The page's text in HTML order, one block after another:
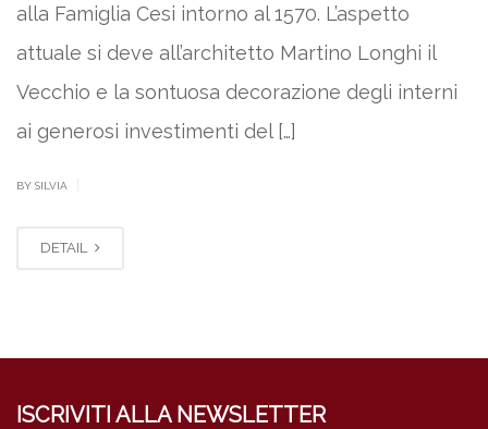
alla Famiglia Cesi intorno al 1570. L’aspetto
attuale si deve all’architetto Martino Longhi il
Vecchio e la sontuosa decorazione degli interni
ai generosi investimenti del […]
BY SILVIA
DETAIL
ISCRIVITI ALLA NEWSLETTER